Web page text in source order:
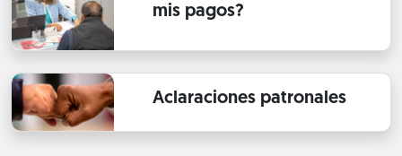
mis pagos?
Aclaraciones patronales